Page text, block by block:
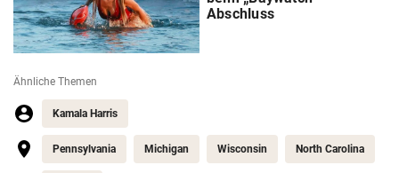
Abschluss
Ähnliche Themen
Kamala Harris
Pennsylvania Michigan Wisconsin North Carolina